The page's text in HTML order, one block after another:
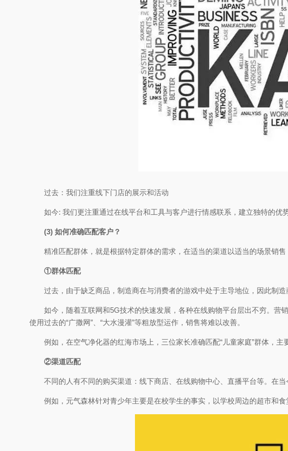
过去：我们注重线下门店的展示和活动
如今: 我们更注重通过在线平台和工具与客户进行情感联系，建立独特的优
(3) 如何准确匹配客户？
精准匹配群体，就是根据特定群体的需求，在适当的渠道以适当的场景销售
①群体匹配
过去，由于缺乏商品，制造商在与消费者的游戏中处于主导地位，因此制
如今，随着互联网和5G技术的快速发展，各种在线购物平台层出不穷。
使用过去的“广撒网”、“大水漫灌”等粗放型运作，销售将难以改善。
例如，在空气净化器的红海市场上，三位家长准确匹配“儿童家庭”群体，主
②渠道匹配
不同的人有不同的购买渠道：线下商店、在线购物中心、直播平台等。在
例如，元气森林针对青少年主要是在校学生的事实，以学校周边的超市和